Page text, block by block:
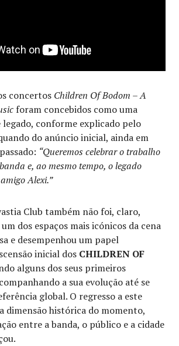
concertos Children Of Bodom – A
foram concebidos como uma
legado, conforme explicado pelo
do anúncio inicial, ainda em
“Queremos celebrar o trabalho
e, ao mesmo tempo, o legado
Alexi.”
Club também não foi, claro,
dos espaços mais icónicos da cena
e desempenhou um papel
inicial dos CHILDREN OF
alguns dos seus primeiros
a sua evolução até se
global. O regresso a este
dimensão histórica do momento,
entre a banda, o público e a cidade